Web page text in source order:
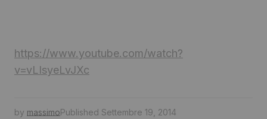
https://www.youtube.com/watch?
v=vLIsyeLvJXc
by massimoPublished Settembre 19, 2014